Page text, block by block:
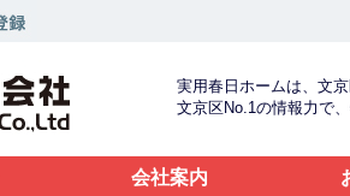
実用春日ホームは、文
文京区No.1の情報力で
会社案内